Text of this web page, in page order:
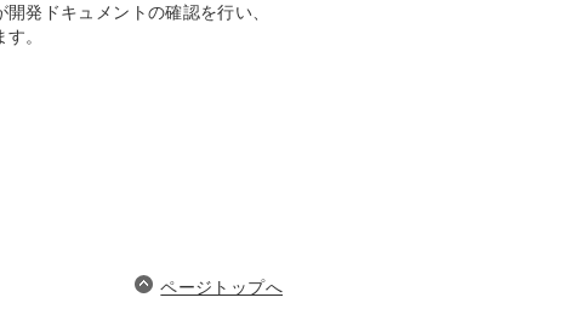
発ドキュメントの確認を行い、
。
ページトップへ